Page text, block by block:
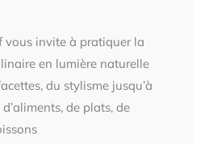
vous invite à pratiquer la
en lumière naturelle
du stylisme jusqu’à
de plats, de